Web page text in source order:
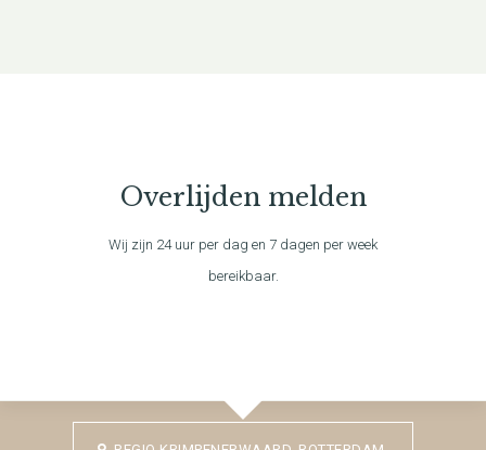
Overlijden melden
Wij zijn 24 uur per dag en 7 dagen per week
bereikbaar.